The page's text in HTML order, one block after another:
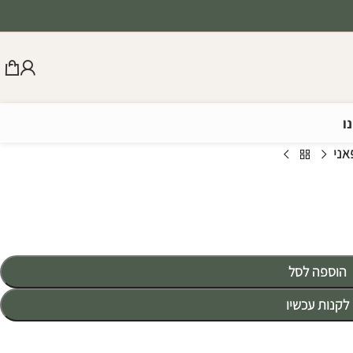
הוספה לסל
לקנות עכשיו